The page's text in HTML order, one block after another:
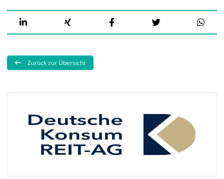
Zurück zur Übersicht